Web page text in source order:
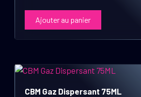
Ajouter au panier
CBM Gaz Dispersant 75ML